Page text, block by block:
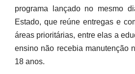
programa lançado no mesmo
Estado, que reúne entregas e
áreas prioritárias, entre elas a
ensino não recebia manutenção
18 anos.